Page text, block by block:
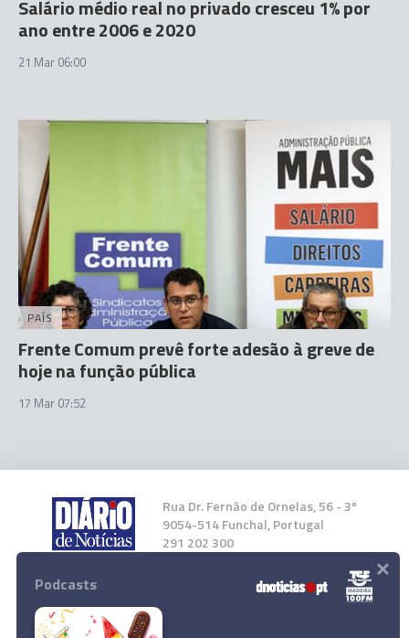
Salário médio real no privado cresceu 1% por
ano entre 2006 e 2020
21 Mar 06:00
PAÍS
Frente Comum prevê forte adesão à greve de
hoje na função pública
17 Mar 07:52
Rua Dr. Fernão de Ornelas, 56 - 3º
9054-514 Funchal, Portugal
291 202 300
Instale a nossa App
Podcasts ×